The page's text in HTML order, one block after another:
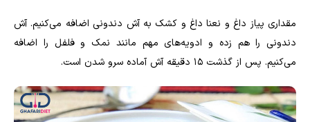
مقداری پیاز داغ و نعنا داغ و کشک به آش دندونی اضافه می‌کنیم. آش
دندونی را هم زده و ادویه‌‌های مهم مانند نمک و فلفل را اضافه
می‌کنیم. پس از گذشت 15 دقیقه آش آماده سرو شدن است.